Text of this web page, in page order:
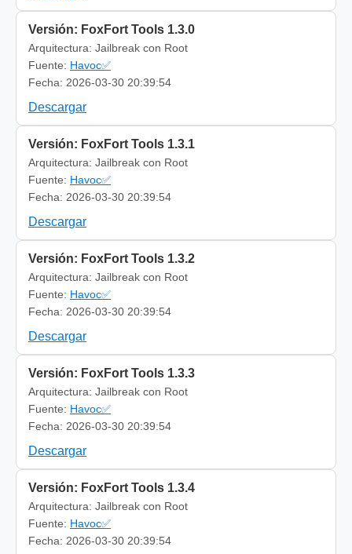
Versión: FoxFort Tools 1.3.0
Arquitectura: Jailbreak con Root
Fuente: Havoc✅
Fecha: 2026-03-30 20:39:54
Descargar
Versión: FoxFort Tools 1.3.1
Arquitectura: Jailbreak con Root
Fuente: Havoc✅
Fecha: 2026-03-30 20:39:54
Descargar
Versión: FoxFort Tools 1.3.2
Arquitectura: Jailbreak con Root
Fuente: Havoc✅
Fecha: 2026-03-30 20:39:54
Descargar
Versión: FoxFort Tools 1.3.3
Arquitectura: Jailbreak con Root
Fuente: Havoc✅
Fecha: 2026-03-30 20:39:54
Descargar
Versión: FoxFort Tools 1.3.4
Arquitectura: Jailbreak con Root
Fuente: Havoc✅
Fecha: 2026-03-30 20:39:54